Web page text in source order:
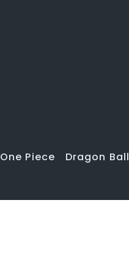
One Piece Dragon Ball